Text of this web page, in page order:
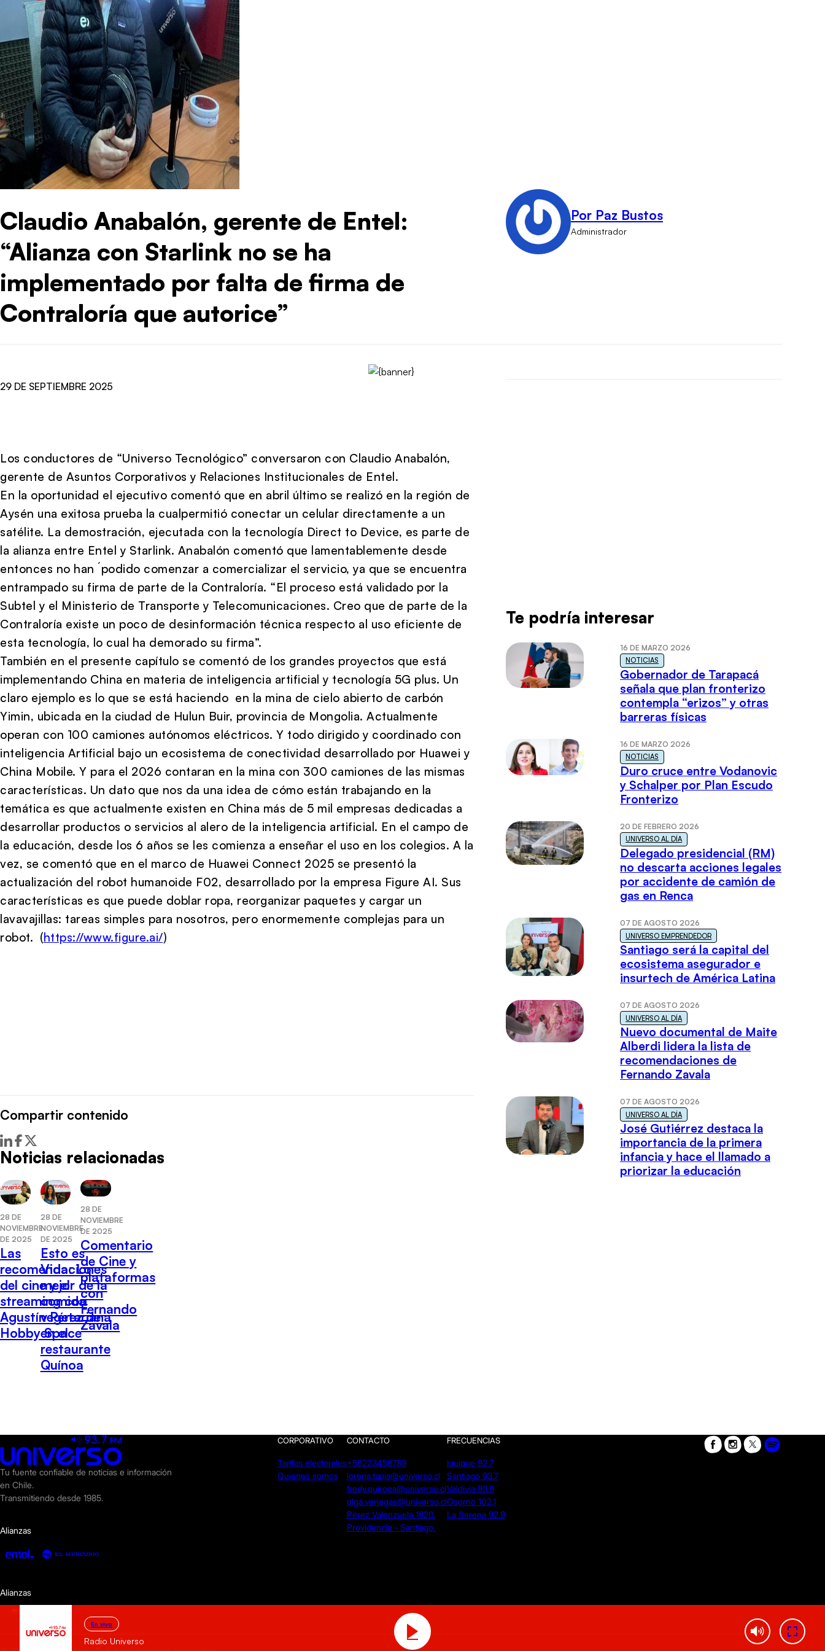
Claudio Anabalón, gerente de Entel:
“Alianza con Starlink no se ha
implementado por falta de firma de
Contraloría que autorice”
Por Paz Bustos
Administrador
29 DE SEPTIEMBRE 2025
Los conductores de “Universo Tecnológico” conversaron con Claudio Anabalón,
gerente de Asuntos Corporativos y Relaciones Institucionales de Entel.
En la oportunidad el ejecutivo comentó que en abril último se realizó en la región de
Aysén una exitosa prueba la cualpermitió conectar un celular directamente a un
satélite. La demostración, ejecutada con la tecnología Direct to Device, es parte de
la alianza entre Entel y Starlink. Anabalón comentó que lamentablemente desde
entonces no han ´podido comenzar a comercializar el servicio, ya que se encuentra
entrampado su firma de parte de la Contraloría. “El proceso está validado por la
Subtel y el Ministerio de Transporte y Telecomunicaciones. Creo que de parte de la
Contraloría existe un poco de desinformación técnica respecto al uso eficiente de
esta tecnología, lo cual ha demorado su firma”.
También en el presente capítulo se comentó de los grandes proyectos que está
implementando China en materia de inteligencia artificial y tecnología 5G plus. Un
claro ejemplo es lo que se está haciendo en la mina de cielo abierto de carbón
Yimin, ubicada en la ciudad de Hulun Buir, provincia de Mongolia. Actualmente
operan con 100 camiones autónomos eléctricos. Y todo dirigido y coordinado con
inteligencia Artificial bajo un ecosistema de conectividad desarrollado por Huawei y
China Mobile. Y para el 2026 contaran en la mina con 300 camiones de las mismas
características. Un dato que nos da una idea de cómo están trabajando en la
temática es que actualmente existen en China más de 5 mil empresas dedicadas a
desarrollar productos o servicios al alero de la inteligencia artificial. En el campo de
la educación, desde los 6 años se les comienza a enseñar el uso en los colegios. A la
vez, se comentó que en el marco de Huawei Connect 2025 se presentó la
actualización del robot humanoide F02, desarrollado por la empresa Figure AI. Sus
características es que puede doblar ropa, reorganizar paquetes y cargar un
lavavajillas: tareas simples para nosotros, pero enormemente complejas para un
robot. (https://www.figure.ai/)
Compartir contenido
Noticias relacionadas
28 DE
NOVIEMBRE
DE 2025
Las
recomendaciones
del cine y el
streaming con
Agustín Pérez de
Hobby Space
28 DE
NOVIEMBRE
DE 2025
Esto es
Vida: Lo
mejor de la
comida
vegetariana
en el
restaurante
Quínoa
28 DE
NOVIEMBRE
DE 2025
Comentario
de Cine y
plataformas
con
Fernando
Zavala
Te podría interesar
16 DE MARZO 2026
NOTICIAS
Gobernador de Tarapacá
señala que plan fronterizo
contempla “erizos” y otras
barreras físicas
16 DE MARZO 2026
NOTICIAS
Duro cruce entre Vodanovic
y Schalper por Plan Escudo
Fronterizo
20 DE FEBRERO 2026
UNIVERSO AL DÍA
Delegado presidencial (RM)
no descarta acciones legales
por accidente de camión de
gas en Renca
07 DE AGOSTO 2026
UNIVERSO EMPRENDEDOR
Santiago será la capital del
ecosistema asegurador e
insurtech de América Latina
07 DE AGOSTO 2026
UNIVERSO AL DÍA
Nuevo documental de Maite
Alberdi lidera la lista de
recomendaciones de
Fernando Zavala
07 DE AGOSTO 2026
UNIVERSO AL DÍA
José Gutiérrez destaca la
importancia de la primera
infancia y hace el llamado a
priorizar la educación
En vivo
Radio Universo
Tu fuente confiable de noticias e información
en Chile.
Transmitiendo desde 1985.
Alianzas
CORPORATIVO
Tarifas electorales
Quienes somos
CONTACTO
+56223456789
lorena.tapia@universo.cl
fredy.quiroga@universo.cl
olga.venegas@universo.cl
Pérez Valenzuela 1620.
Providencia - Santiago.
FRECUENCIAS
Iquique 92.7
Santiago 93.7
Valdivia 99.9
Osorno 102.1
La Serena 92.9
Alianzas